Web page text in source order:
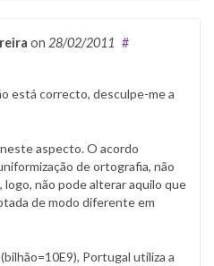
on 28/02/2011 #
está correcto, desculpe-me a
aspecto. O acordo
de ortografia, não
não pode alterar aquilo que
de modo diferente em
Portugal utiliza a